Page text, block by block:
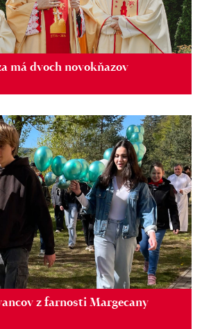
má dvoch novokňazov
z farnosti Margecany